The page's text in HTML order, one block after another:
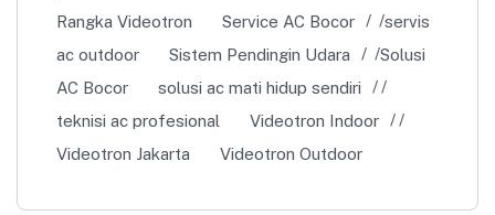
Rangka Videotron
Service AC Bocor
servis
ac outdoor
Sistem Pendingin Udara
Solusi
AC Bocor
solusi ac mati hidup sendiri
teknisi ac profesional
Videotron Indoor
Videotron Jakarta
Videotron Outdoor